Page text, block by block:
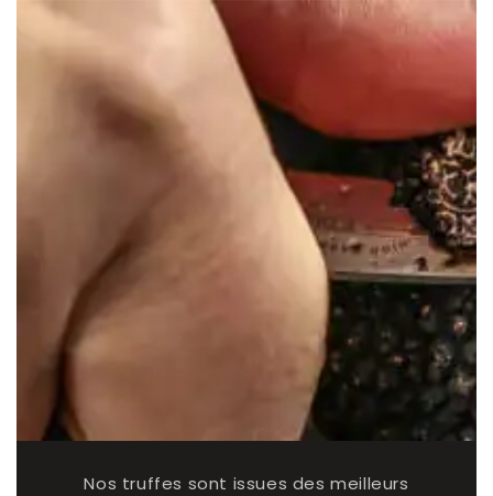
Nos truffes sont issues des meilleurs